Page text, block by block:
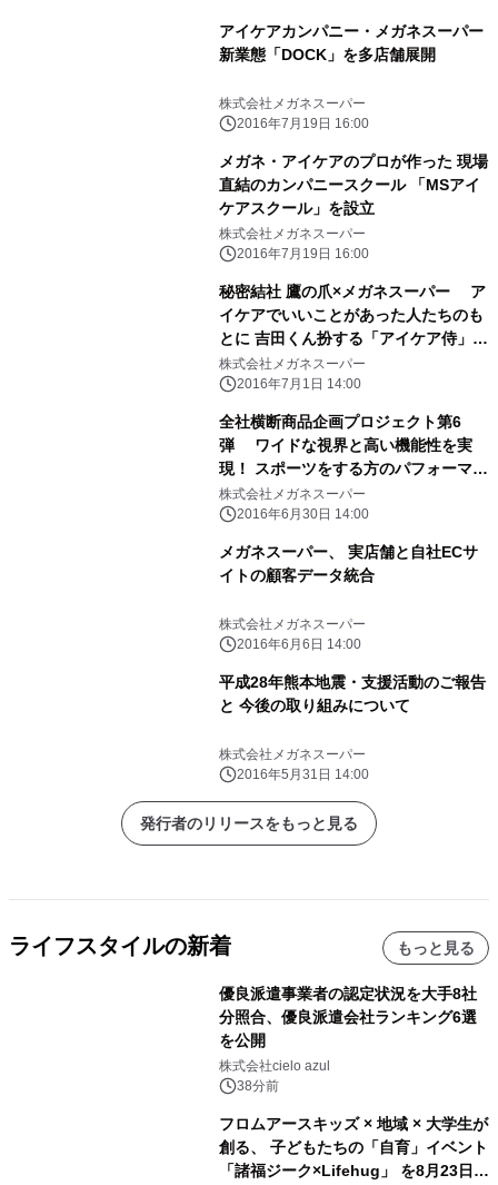
アイケアカンパニー・メガネスーパー
新業態「DOCK」を多店舗展開
株式会社メガネスーパー
2016年7月19日 16:00
メガネ・アイケアのプロが作った 現場
直結のカンパニースクール 「MSアイ
ケアスクール」を設立
株式会社メガネスーパー
2016年7月19日 16:00
秘密結社 鷹の爪×メガネスーパー ア
イケアでいいことがあった人たちのも
とに 吉田くん扮する「アイケア侍」が
お邪魔して褒め称える 『あっぱれ！ア
イケア侍』 「秘密結社 鷹の爪」との
株式会社メガネスーパー
2016年7月1日 14:00
全社横断商品企画プロジェクト第6
弾 ワイドな視界と高い機能性を実
現！ スポーツをする方のパフォーマン
ス向上を 目指した高機能スポーツメガ
ネ！ 『 Varietas(ヴァリタス) 』2016
株式会社メガネスーパー
2016年6月30日 14:00
メガネスーパー、 実店舗と自社ECサ
イトの顧客データ統合
株式会社メガネスーパー
2016年6月6日 14:00
平成28年熊本地震・支援活動のご報告
と 今後の取り組みについて
株式会社メガネスーパー
2016年5月31日 14:00
発行者のリリースをもっと見る
ライフスタイルの新着 もっと見る
優良派遣事業者の認定状況を大手8社
分照合、優良派遣会社ランキング6選
を公開
株式会社cielo azul
38分前
フロムアースキッズ × 地域 × 大学生が
創る、 子どもたちの「自育」イベント
「諸福ジーク×Lifehug」 を8月23日